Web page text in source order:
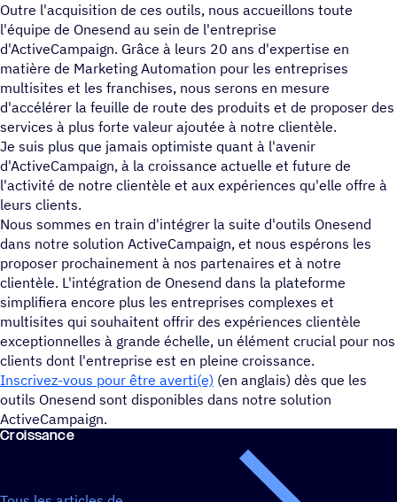
Outre l'acquisition de ces outils, nous accueillons toute
l'équipe de Onesend au sein de l'entreprise
d'ActiveCampaign. Grâce à leurs 20 ans d'expertise en
matière de Marketing Automation pour les entreprises
multisites et les franchises, nous serons en mesure
d'accélérer la feuille de route des produits et de proposer des
services à plus forte valeur ajoutée à notre clientèle.
Je suis plus que jamais optimiste quant à l'avenir
d'ActiveCampaign, à la croissance actuelle et future de
l'activité de notre clientèle et aux expériences qu'elle offre à
leurs clients.
Nous sommes en train d'intégrer la suite d'outils Onesend
dans notre solution ActiveCampaign, et nous espérons les
proposer prochainement à nos partenaires et à notre
clientèle. L'intégration de Onesend dans la plateforme
simplifiera encore plus les entreprises complexes et
multisites qui souhaitent offrir des expériences clientèle
exceptionnelles à grande échelle, un élément crucial pour nos
clients dont l'entreprise est en pleine croissance.
Inscrivez-vous pour être averti(e) (en anglais) dès que les
outils Onesend sont disponibles dans notre solution
ActiveCampaign.
Crois­sance